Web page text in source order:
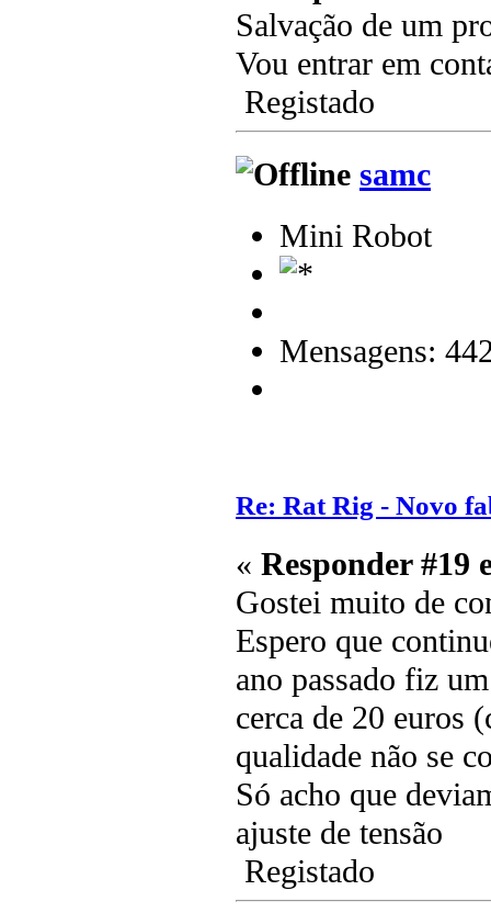
Salvação de um
Vou entrar em
Registado
samc
Mini Robot
Mensagens:
Re: Rat Rig - Novo
« Responder #19
Gostei muito de
Espero que
ano passado fiz
cerca de 20 euros
qualidade não se
Só acho que
ajuste de tensão
Registado